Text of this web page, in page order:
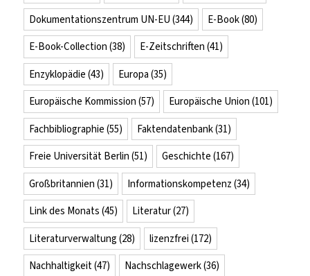
Dokumentationszentrum UN-EU (344) E-Book(80)
E-Book-Collection (38) E-Zeitschriften (41)
Enzyklopädie (43) Europa (35)
Europäische Kommission (57) Europäische Union (101)
Fachbibliographie (55) Faktendatenbank(31)
Freie Universität Berlin (51) Geschichte (167)
Großbritannien (31) Informationskompetenz (34)
Link des Monats (45) Literatur(27)
Literaturverwaltung (28) lizenzfrei (172)
Nachhaltigkeit(47) Nachschlagewerk(36)